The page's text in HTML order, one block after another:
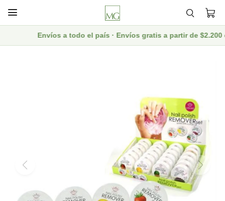

Envíos a todo el país · Envíos gratis a partir de $2.200